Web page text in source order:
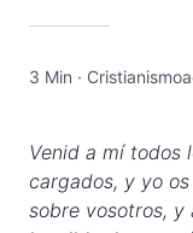
3 Min ·
Venid a mí todos
cargados, y yo
sobre vosotros, y